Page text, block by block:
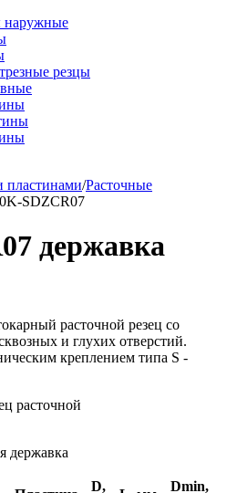
наружные
резцы
пластинами/Расточные
SDZCR07
державка
расточной резец со
и глухих отверстий.
креплением типа S -
державка
D, Dmin,